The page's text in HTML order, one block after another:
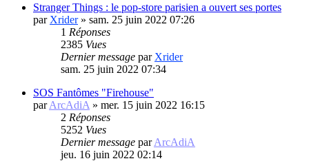
Stranger Things : le pop-store parisien a ouvert ses portes
par Xrider» sam. 25 juin 2022 07:26
1 Réponses
2385 Vues
Dernier message par Xrider
sam. 25 juin 2022 07:34
SOS Fantômes "Firehouse"
parArcAdiA » mer. 15 juin 2022 16:15
2 Réponses
5252 Vues
Dernier message parArcAdiA
jeu. 16 juin 2022 02:14